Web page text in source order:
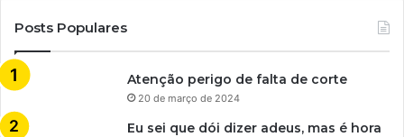
Posts Populares
Atenção perigo de falta de corte
20 de março de 2024
Eu sei que dói dizer adeus, mas é hora